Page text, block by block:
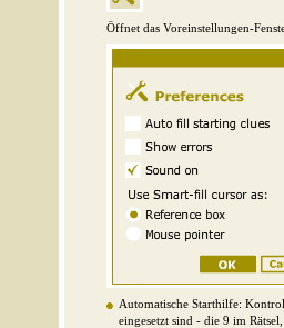
Öffnet das Voreinstellungen-
Automatische Starthilfe:
eingesetzt sind - die 9 im